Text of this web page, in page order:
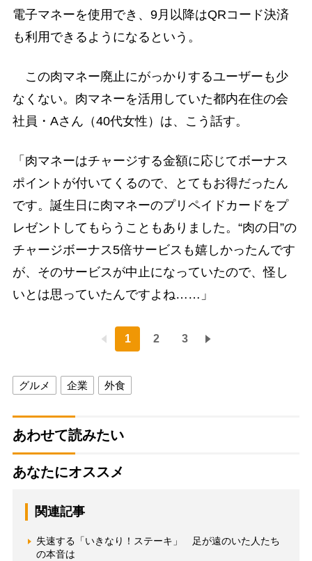
電子マネーを使用でき、9月以降はQRコード決済
も利用できるようになるという。
この肉マネー廃止にがっかりするユーザーも少
なくない。肉マネーを活用していた都内在住の会
社員・Aさん（40代女性）は、こう話す。
「肉マネーはチャージする金額に応じてボーナス
ポイントが付いてくるので、とてもお得だったん
です。誕生日に肉マネーのプリペイドカードをプ
レゼントしてもらうこともありました。“肉の日”の
チャージボーナス5倍サービスも嬉しかったんです
が、そのサービスが中止になっていたので、怪し
いとは思っていたんですよね……」
1 2 3
グルメ 企業 外食
あわせて読みたい
あなたにオススメ
関連記事
失速する「いきなり！ステーキ」 足が遠のいた人たち
の本音は